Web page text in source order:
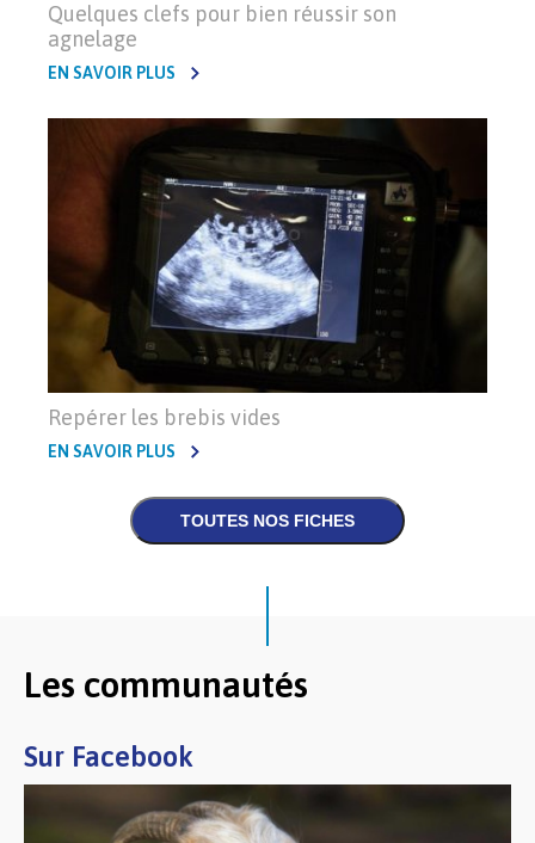
Quelques clefs pour bien réussir son
agnelage
EN SAVOIR PLUS
Repérer les brebis vides
EN SAVOIR PLUS
Les communautés
Sur Facebook